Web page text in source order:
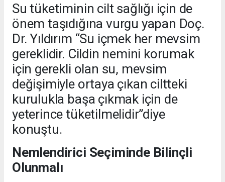
Su tüketiminin cilt sağlığı için de
önem taşıdığına vurgu yapan Doç.
Dr. Yıldırım “Su içmek her mevsim
gereklidir. Cildin nemini korumak
için gerekli olan su, mevsim
değişimiyle ortaya çıkan ciltteki
kurulukla başa çıkmak için de
yeterince tüketilmelidir”diye
konuştu.
Nemlendirici Seçiminde Bilinçli
Olunmalı